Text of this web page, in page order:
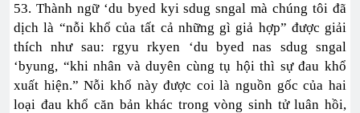
53. Thành ngữ ‘du byed kyi sdug sngal mà chúng tôi đã
dịch là “nỗi khổ của tất cả những gì giả hợp” được giải
thích như sau: rgyu rkyen ‘du byed nas sdug sngal
‘byung, “khi nhân và duyên cùng tụ hội thì sự đau khổ
xuất hiện.” Nỗi khổ này được coi là nguồn gốc của hai
loại đau khổ căn bản khác trong vòng sinh tử luân hồi,